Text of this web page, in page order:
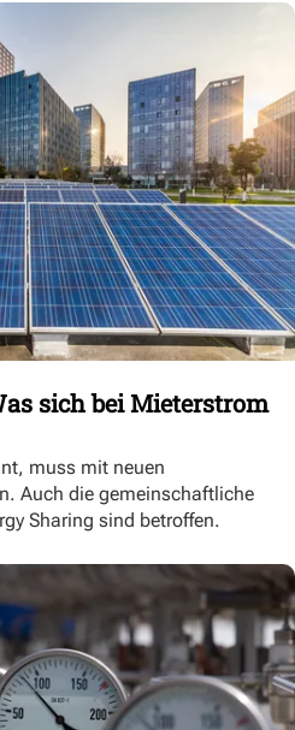
sich bei Mieterstrom
muss mit neuen
Auch die gemeinschaftliche
Sharing sind betroffen.